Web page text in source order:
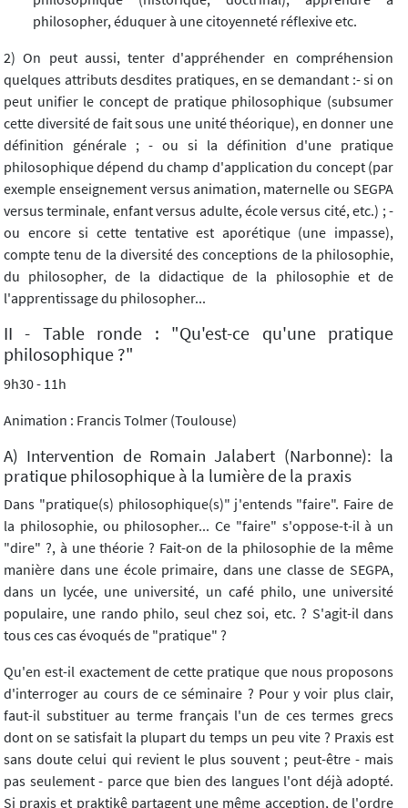
philosopher, éduquer à une citoyenneté réflexive etc.
2) On peut aussi, tenter d'appréhender en compréhension
quelques attributs desdites pratiques, en se demandant :- si on
peut unifier le concept de pratique philosophique (subsumer
cette diversité de fait sous une unité théorique), en donner une
définition générale ; - ou si la définition d'une pratique
philosophique dépend du champ d'application du concept (par
exemple enseignement versus animation, maternelle ou SEGPA
versus terminale, enfant versus adulte, école versus cité, etc.) ; -
ou encore si cette tentative est aporétique (une impasse),
compte tenu de la diversité des conceptions de la philosophie,
du philosopher, de la didactique de la philosophie et de
l'apprentissage du philosopher...
II - Table ronde : "Qu'est-ce qu'une pratique
philosophique ?"
9h30 - 11h
Animation : Francis Tolmer (Toulouse)
A) Intervention de Romain Jalabert (Narbonne): la
pratique philosophique à la lumière de la praxis
Dans "pratique(s) philosophique(s)" j'entends "faire". Faire de
la philosophie, ou philosopher... Ce "faire" s'oppose-t-il à un
"dire" ?, à une théorie ? Fait-on de la philosophie de la même
manière dans une école primaire, dans une classe de SEGPA,
dans un lycée, une université, un café philo, une université
populaire, une rando philo, seul chez soi, etc. ? S'agit-il dans
tous ces cas évoqués de "pratique" ?
Qu'en est-il exactement de cette pratique que nous proposons
d'interroger au cours de ce séminaire ? Pour y voir plus clair,
faut-il substituer au terme français l'un de ces termes grecs
dont on se satisfait la plupart du temps un peu vite ? Praxis est
sans doute celui qui revient le plus souvent ; peut-être - mais
pas seulement - parce que bien des langues l'ont déjà adopté.
Si praxis et praktikê partagent une même acception, de l'ordre